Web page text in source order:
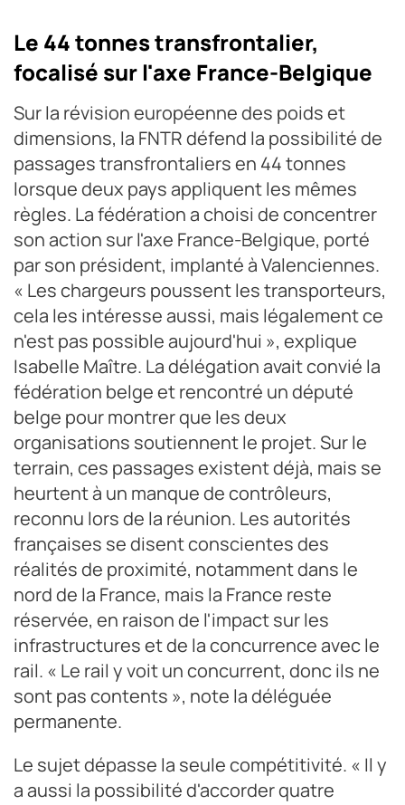
Le 44 tonnes transfrontalier,
focalisé sur l'axe France-Belgique
Sur la révision européenne des poids et
dimensions, la FNTR défend la possibilité de
passages transfrontaliers en 44 tonnes
lorsque deux pays appliquent les mêmes
règles. La fédération a choisi de concentrer
son action sur l'axe France-Belgique, porté
par son président, implanté à Valenciennes.
« Les chargeurs poussent les transporteurs,
cela les intéresse aussi, mais légalement ce
n'est pas possible aujourd'hui », explique
Isabelle Maître. La délégation avait convié la
fédération belge et rencontré un député
belge pour montrer que les deux
organisations soutiennent le projet. Sur le
terrain, ces passages existent déjà, mais se
heurtent à un manque de contrôleurs,
reconnu lors de la réunion. Les autorités
françaises se disent conscientes des
réalités de proximité, notamment dans le
nord de la France, mais la France reste
réservée, en raison de l'impact sur les
infrastructures et de la concurrence avec le
rail. « Le rail y voit un concurrent, donc ils ne
sont pas contents », note la déléguée
permanente.
Le sujet dépasse la seule compétitivité. « Il y
a aussi la possibilité d'accorder quatre